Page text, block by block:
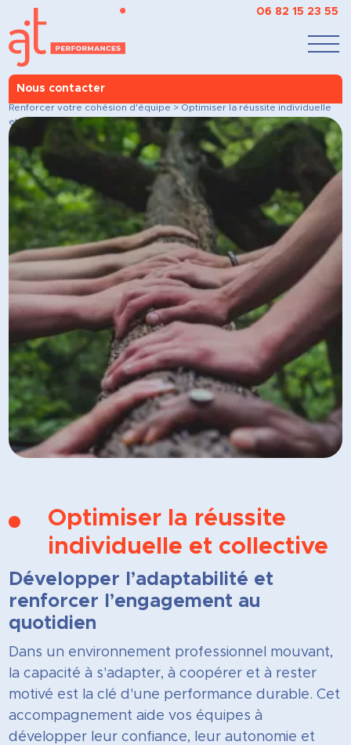
06 82 15 23 55
Nous contacter
AJT Performances>
Renforcer votre cohésion d'équipe > Optimiser la réussite individuelle
et collective
Optimiser la réussite
individuelle et collective
Développer l’adaptabilité et
renforcer l’engagement au
quotidien
Dans un environnement professionnel mouvant,
la capacité à s'adapter, à coopérer et à rester
motivé est la clé d'une performance durable. Cet
accompagnement aide vos équipes à
développer leur confiance, leur autonomie et